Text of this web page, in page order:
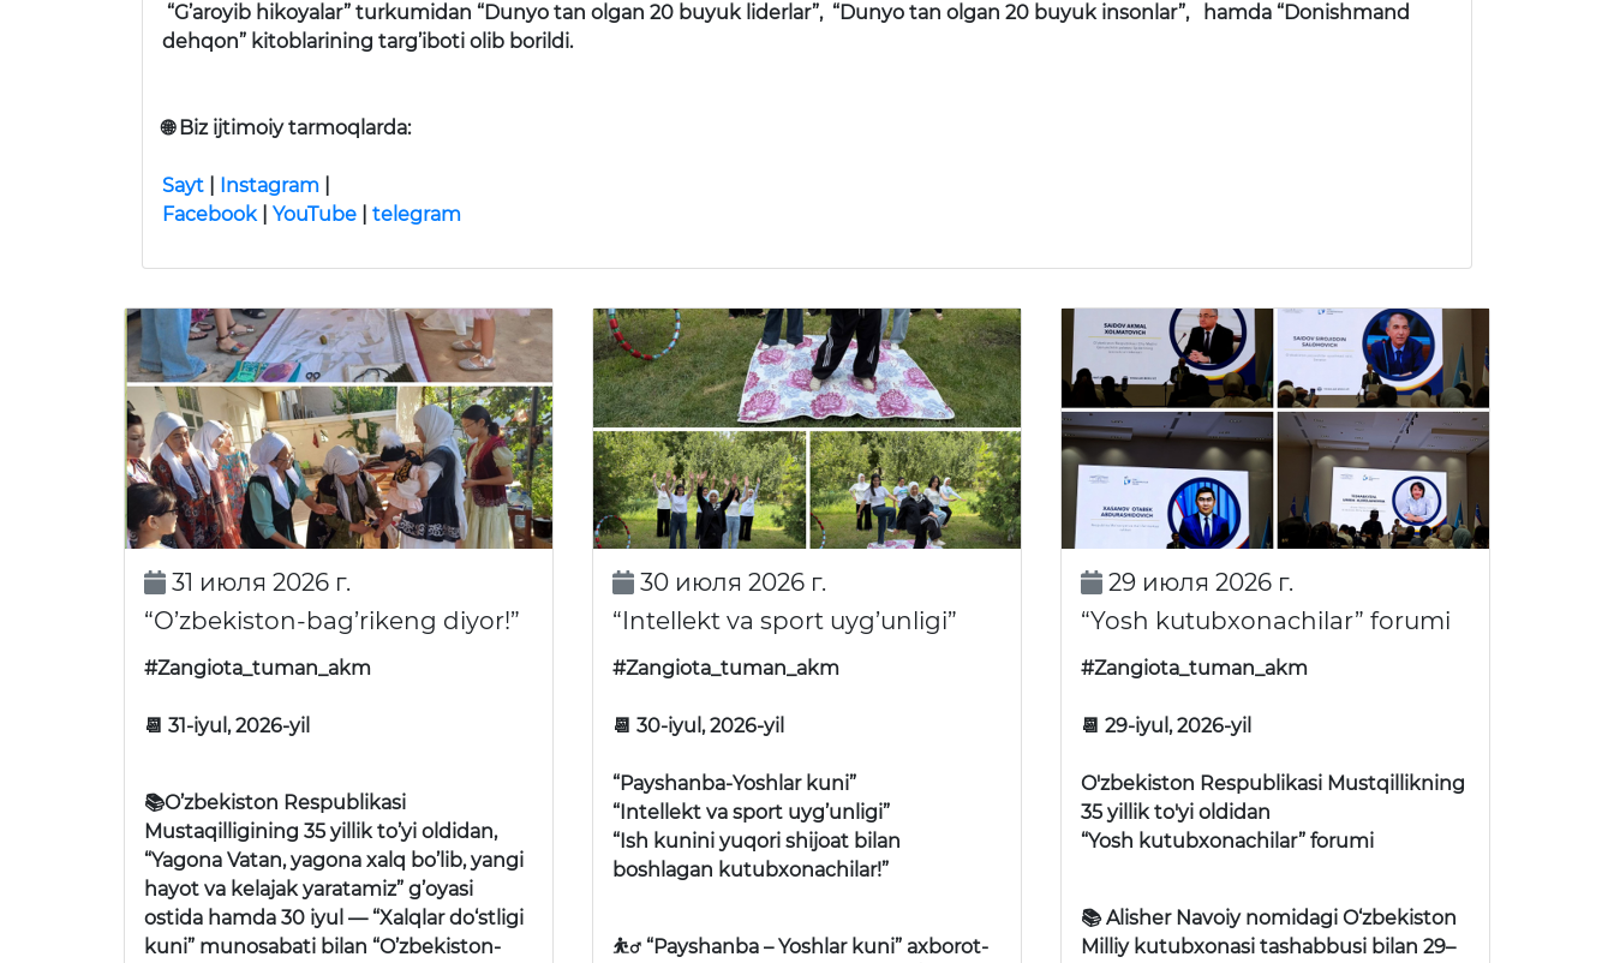
“G’aroyib hikoyalar” turkumidan “Dunyo tan olgan 20 buyuk liderlar”, “Dunyo tan olgan 20 buyuk insonlar”, hamda “Donishmand
dehqon” kitoblarining targ’iboti olib borildi.
🌐 Biz ijtimoiy tarmoqlarda:
Sayt Instagram
Facebook| YouTube telegram
31 июля 2026 г.
“O’zbekiston-bag’rikeng diyor!”
#Zangiota_tuman_akm
📆 31-iyul, 2026-yil
📚O’zbekiston Respublikasi
Mustaqilligining 35 yillik to’yi oldidan,
“Yagona Vatan, yagona xalq bo’lib, yangi
hayot va kelajak yaratamiz” g’oyasi
ostida hamda 30 iyul — “Xalqlar do‘stligi
kuni” munosabati bilan “O’zbekiston-
30 июля 2026 г.
“Intellekt va sport uyg’unligi”
#Zangiota_tuman_akm
📆 30-iyul, 2026-yil
“Payshanba-Yoshlar kuni”
“Intellekt va sport uyg’unligi”
“Ish kunini yuqori shijoat bilan
boshlagan kutubxonachilar!”
⛹️‍♂️ “Payshanba – Yoshlar kuni” axborot-
29 июля 2026 г.
“Yosh kutubxonachilar” forumi
#Zangiota_tuman_akm
📆 29-iyul, 2026-yil
O'zbekiston Respublikasi Mustqillikning
35 yillik to'yi oldidan
“Yosh kutubxonachilar” forumi
📚 Alisher Navoiy nomidagi O‘zbekiston
Milliy kutubxonasi tashabbusi bilan 29–